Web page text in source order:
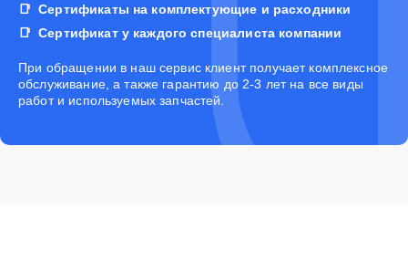
Сертификаты на комплектующие и расходники
Сертификат у каждого специалиста компании
При обращении в наш сервис клиент получает комплексное
обслуживание, а также гарантию до 2-3 лет на все виды
работ и используемых запчастей.